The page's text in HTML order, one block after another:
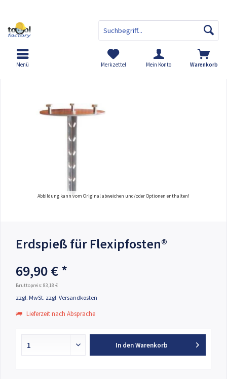
Warenkorb
Merkzettel Mein Konto
Menü
Abbildung kann vom Original abweichen und/oder Optionen enthalten!
Erdspieß für Flexipfosten®
69,90 € *
Bruttopreis: 83,18 €
zzgl. MwSt. zzgl. Versandkosten
Lieferzeit nach Absprache
In denWarenkorb